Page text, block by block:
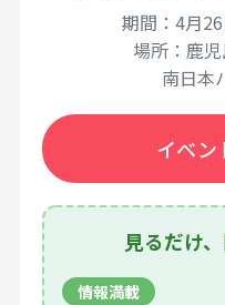
期間：4月
場所：鹿
南日本
イベン
見るだけ
情報満載